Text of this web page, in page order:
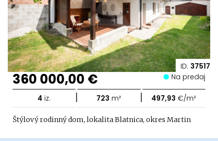
ID: 37517
360 000,00 € Na predaj
4 iz. | 723 m² | 497,93 €/m²
Štýlový rodinný dom, lokalita Blatnica, okres Martin